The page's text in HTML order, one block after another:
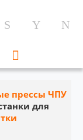
прессы ЧПУ
для